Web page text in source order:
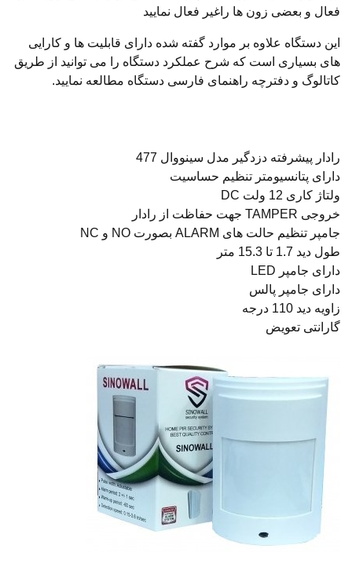
فعال و بعضی زون ها راغیر فعال نمایید
این دستگاه علاوه بر موارد گفته شده دارای قابلیت ها و کارایی
های بسیاری است که شرح عملکرد دستگاه را می توانید از طریق
کاتالوگ و دفترچه راهنمای فارسی دستگاه مطالعه نمایید.
رادار پیشرفته دزدگیر مدل سینووال 477
دارای پتانسیومتر تنظیم حساسیت
ولتاژ کاری 12 ولت DC
خروجی TAMPER جهت حفاظت از رادار
جامپر تنظیم حالت های ALARM بصورت NO و NC
طول دید 1.7 تا 15.3 متر
دارای جامپر LED
دارای جامپر پالس
زاویه دید 110 درجه
گارانتی تعویض